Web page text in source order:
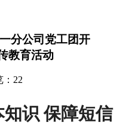
分公司党工团开
教育活动
：22
识 保障短信